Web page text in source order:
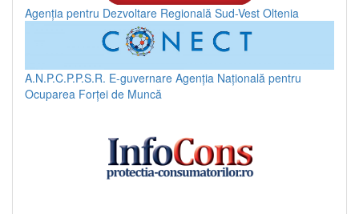
Agenția pentru Dezvoltare Regională Sud-Vest Oltenia
A.N.P.C.P.P.S.R. E-guvernare Agenția Națională pentru
Ocuparea Forței de Muncă